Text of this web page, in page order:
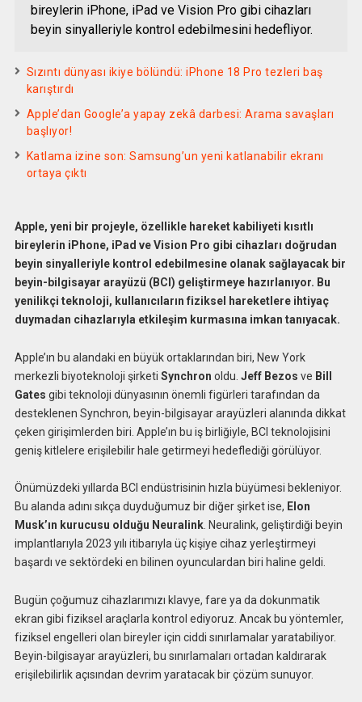
bireylerin iPhone, iPad ve Vision Pro gibi cihazları
beyin sinyalleriyle kontrol edebilmesini hedefliyor.
Sızıntı dünyası ikiye bölündü: iPhone 18 Pro tezleri baş
karıştırdı
Apple’dan Google’a yapay zekâ darbesi: Arama savaşları
başlıyor!
Katlama izine son: Samsung’un yeni katlanabilir ekranı
ortaya çıktı
Apple, yeni bir projeyle, özellikle hareket kabiliyeti kısıtlı
bireylerin iPhone, iPad ve Vision Pro gibi cihazları doğrudan
beyin sinyalleriyle kontrol edebilmesine olanak sağlayacak bir
beyin-bilgisayar arayüzü (BCI) geliştirmeye hazırlanıyor. Bu
yenilikçi teknoloji, kullanıcıların fiziksel hareketlere ihtiyaç
duymadan cihazlarıyla etkileşim kurmasına imkan tanıyacak.
Apple’ın bu alandaki en büyük ortaklarından biri, New York
merkezli biyoteknoloji şirketi Synchron oldu. Jeff Bezos ve Bill
Gates gibi teknoloji dünyasının önemli figürleri tarafından da
desteklenen Synchron, beyin-bilgisayar arayüzleri alanında dikkat
çeken girişimlerden biri. Apple’ın bu iş birliğiyle, BCI teknolojisini
geniş kitlelere erişilebilir hale getirmeyi hedeflediği görülüyor.
Önümüzdeki yıllarda BCI endüstrisinin hızla büyümesi bekleniyor.
Bu alanda adını sıkça duyduğumuz bir diğer şirket ise, Elon
Musk’ın kurucusu olduğu Neuralink. Neuralink, geliştirdiği beyin
implantlarıyla 2023 yılı itibarıyla üç kişiye cihaz yerleştirmeyi
başardı ve sektördeki en bilinen oyunculardan biri haline geldi.
Bugün çoğumuz cihazlarımızı klavye, fare ya da dokunmatik
ekran gibi fiziksel araçlarla kontrol ediyoruz. Ancak bu yöntemler,
fiziksel engelleri olan bireyler için ciddi sınırlamalar yaratabiliyor.
Beyin-bilgisayar arayüzleri, bu sınırlamaları ortadan kaldırarak
erişilebilirlik açısından devrim yaratacak bir çözüm sunuyor.